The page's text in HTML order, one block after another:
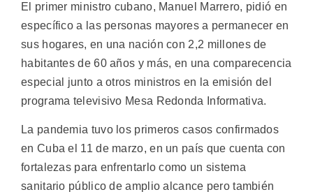
El primer ministro cubano, Manuel Marrero, pidió en
específico a las personas mayores a permanecer en
sus hogares, en una nación con 2,2 millones de
habitantes de 60 años y más, en una comparecencia
especial junto a otros ministros en la emisión del
programa televisivo Mesa Redonda Informativa.
La pandemia tuvo los primeros casos confirmados
en Cuba el 11 de marzo, en un país que cuenta con
fortalezas para enfrentarlo como un sistema
sanitario público de amplio alcance pero también